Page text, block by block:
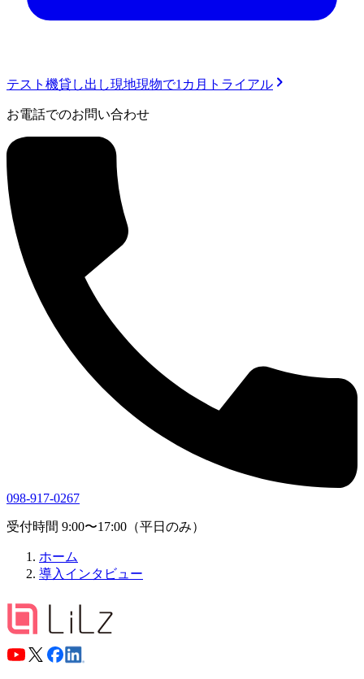
テスト機貸し出し現地現物で1カ月トライアル
お電話でのお問い合わせ
098-917-0267
受付時間 9:00〜17:00（平日のみ）
ホーム
導入インタビュー